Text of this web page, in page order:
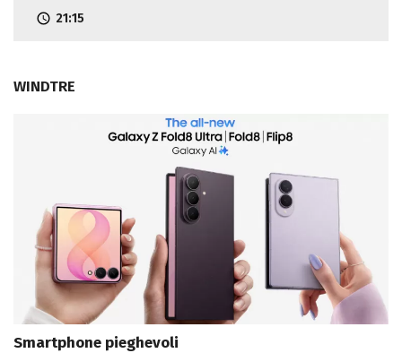
21:15
WINDTRE
Smartphone pieghevoli